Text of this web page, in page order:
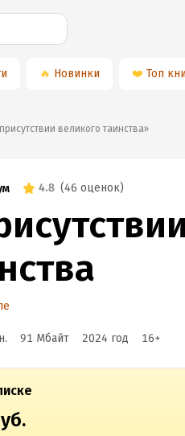
🔥 Новинки ❤️ Топ
присутствии великого таинства»
4.8 (46 оценок)
91 Мбайт 2024 год 16+